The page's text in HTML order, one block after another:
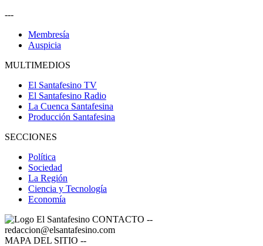
---
Membresía
Auspicia
MULTIMEDIOS
El Santafesino TV
El Santafesino Radio
La Cuenca Santafesina
Producción Santafesina
SECCIONES
Política
Sociedad
La Región
Ciencia y Tecnología
Economía
CONTACTO --
redaccion@elsantafesino.com
MAPA DEL SITIO --